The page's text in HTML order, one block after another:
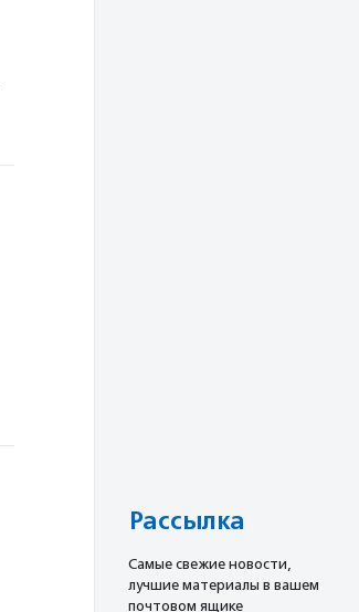
Рассылка
Cамые свежие новости,
лучшие материалы в вашем
почтовом ящике